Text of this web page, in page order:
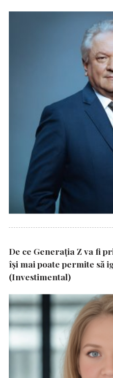
De ce Generația Z va fi
își mai poate permite să
(Investimental)